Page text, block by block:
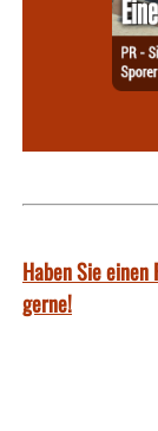
Haben Sie
gerne!